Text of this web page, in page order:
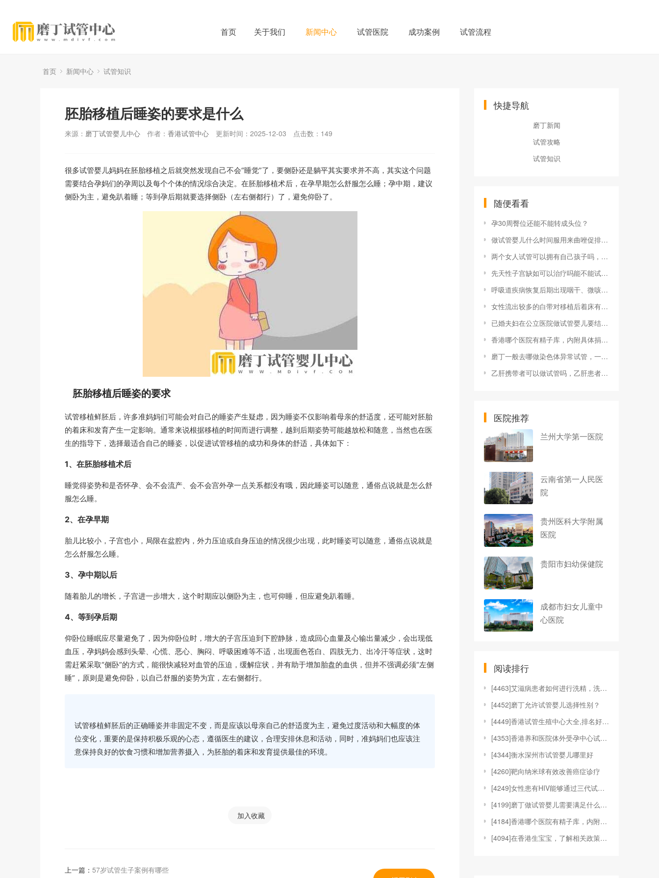
首页 关于我们 新闻中心 试管医院 成功案例 试管流程
首页 新闻中心 试管知识
胚胎移植后睡姿的要求是什么
来源： 磨丁试管婴儿中心 作者： 香港试管中心 更新时间：2025-12-03 点击数： 149
很多试管婴儿妈妈在胚胎移植之后就突然发现自己不会“睡觉”了，要侧卧还是躺平其实要求并不高，其实这个问题
需要结合孕妈们的孕周以及每个个体的情况综合决定。在胚胎移植术后，在孕早期怎么舒服怎么睡；孕中期，建议
侧卧为主，避免趴着睡；等到孕后期就要选择侧卧（左右侧都行）了，避免仰卧了。
胚胎移植后睡姿的要求
试管移植鲜胚后，许多准妈妈们可能会对自己的睡姿产生疑虑，因为睡姿不仅影响着母亲的舒适度，还可能对胚胎
的着床和发育产生一定影响。通常来说根据移植的时间而进行调整，越到后期姿势可能越放松和随意，当然也在医
生的指导下，选择最适合自己的睡姿，以促进试管移植的成功和身体的舒适，具体如下：
1、在胚胎移植术后
睡觉得姿势和是否怀孕、会不会流产、会不会宫外孕一点关系都没有哦，因此睡姿可以随意，通俗点说就是怎么舒
服怎么睡。
2、在孕早期
胎儿比较小，子宫也小，局限在盆腔内，外力压迫或自身压迫的情况很少出现，此时睡姿可以随意，通俗点说就是
怎么舒服怎么睡。
3、孕中期以后
随着胎儿的增长，子宫进一步增大，这个时期应以侧卧为主，也可仰睡，但应避免趴着睡。
4、等到孕后期
仰卧位睡眠应尽量避免了，因为仰卧位时，增大的子宫压迫到下腔静脉，造成回心血量及心输出量减少，会出现低
血压，孕妈妈会感到头晕、心慌、恶心、胸闷、呼吸困难等不适，出现面色苍白、四肢无力、出冷汗等症状，这时
需赶紧采取“侧卧”的方式，能很快减轻对血管的压迫，缓解症状，并有助于增加胎盘的血供，但并不强调必须“左侧
睡”，原则是避免仰卧，以自己舒服的姿势为宜，左右侧都行。
试管移植鲜胚后的正确睡姿并非固定不变，而是应该以母亲自己的舒适度为主，避免过度活动和大幅度的体
位变化，重要的是保持积极乐观的心态，遵循医生的建议，合理安排休息和活动，同时，准妈妈们也应该注
意保持良好的饮食习惯和增加营养摄入，为胚胎的着床和发育提供最佳的环境。
加入收藏
上一篇： 57岁试管生子案例有哪些
快捷导航
磨丁新闻
试管攻略
试管知识
随便看看
孕30周臀位还能不能转成头位？
做试管婴儿什么时间服用来曲唑促排效果好
两个女人试管可以拥有自己孩子吗，试管生子费用及全部流程
先天性子宫缺如可以治疗吗能不能试管生孩子
呼吸道疾病恢复后期出现咽干、微咳等症状？中医教你这样缓解
女性流出较多的白带对移植后着床有什么影响吗？
已婚夫妇在公立医院做试管婴儿要结婚证有立法吗
香港哪个医院有精子库，内附具体捐精、供精试管流程
磨丁一般去哪做染色体异常试管，一般去哪做染色体异常试管好
乙肝携带者可以做试管吗，乙肝患者试管的风险预防及必要检查
医院推荐
兰州大学第一医院
云南省第一人民医
院
贵州医科大学附属
医院
贵阳市妇幼保健院
成都市妇女儿童中
心医院
阅读排行
[4463]艾滋病患者如何进行洗精，洗精技术适应于哪
[4452]磨丁允许试管婴儿选择性别？
[4449]香港试管生殖中心大全,排名好的机构都在这
[4353]香港养和医院体外受孕中心试管婴儿技术
[4344]衡水深州市试管婴儿哪里好
[4260]靶向纳米球有效改善癌症诊疗
[4249]女性患有HIV能够通过三代试管婴儿技术来
[4199]磨丁做试管婴儿需要满足什么条件?
[4184]香港哪个医院有精子库，内附具体捐精、供精
[4094]在香港生宝宝，了解相关政策和福利